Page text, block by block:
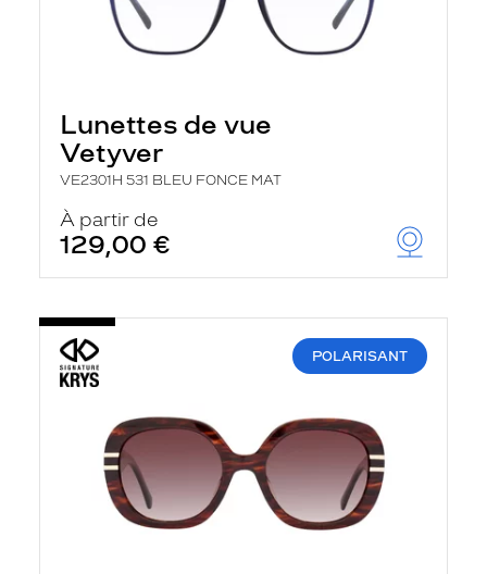
Lunettes de vue
Vetyver
VE2301H 531 BLEU FONCE MAT
À partir de
129,00 €
POLARISANT